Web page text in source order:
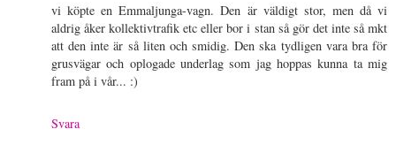
vi köpte en Emmaljunga-vagn. Den är väldigt stor, men då vi
aldrig åker kollektivtrafik etc eller bor i stan så gör det inte så mkt
att den inte är så liten och smidig. Den ska tydligen vara bra för
grusvägar och oplogade underlag som jag hoppas kunna ta mig
fram på i vår... :)
Svara